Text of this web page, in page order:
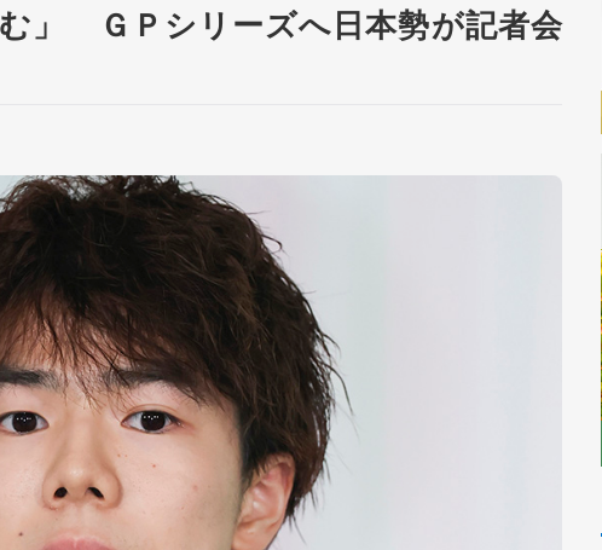
」 ＧＰシリーズへ日本勢が記者会